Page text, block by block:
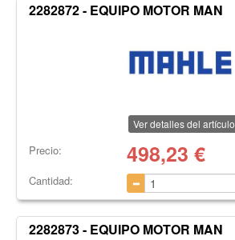
2282872 - EQUIPO MOTOR MAN
Ver detalles del artículo
Precio: 498,23 €
Cantidad:
2282873 - EQUIPO MOTOR MAN